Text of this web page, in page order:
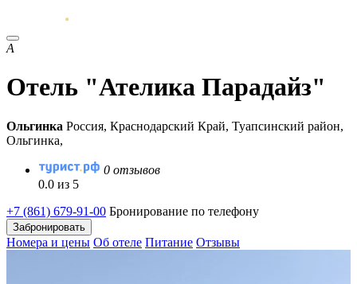
А
Отель "Ателика Парадайз"
Ольгинка Россия, Краснодарский Край, Туапсинский район,
Ольгинка,
0 отзывов
0.0 из 5
+7 (861) 679-91-00 Бронирование по телефону
Забронировать
Номера и цены Об отеле Питание Отзывы